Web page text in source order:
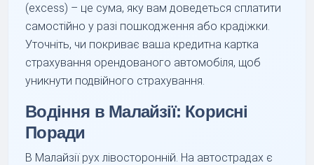
(excess) – це сума, яку вам доведеться сплатити
самостійно у разі пошкодження або крадіжки.
Уточніть, чи покриває ваша кредитна картка
страхування орендованого автомобіля, щоб
уникнути подвійного страхування.
Водіння в Малайзії: Корисні
Поради
В Малайзії рух лівосторонній. На автострадах є